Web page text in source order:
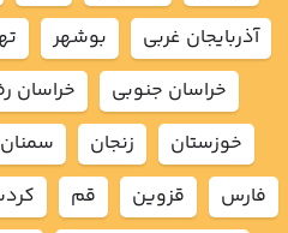
آذربايجان غربي
بوشهر
خراسان جنوبي
خراسان
خوزستان
زنجان سمنان
فارس
قزوين قم